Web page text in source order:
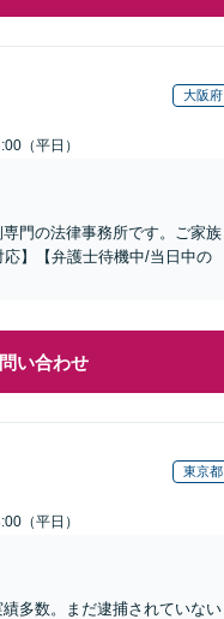
大阪府
（平日）
門の法律事務所です。ご家族
】【弁護士待機中/当日中の
い合わせ
東京都
（平日）
多数。まだ逮捕されていない